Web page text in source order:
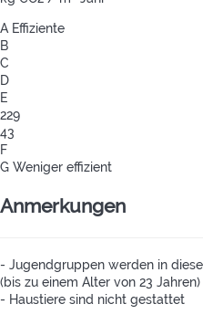
A Effiziente
B
C
D
E
229
43
F
G Weniger effizient
Anmerkungen
- Jugendgruppen werden in
(bis zu einem Alter von 23 Jahren)
- Haustiere sind nicht gestattet